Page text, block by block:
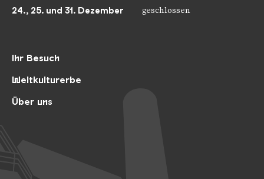
Ihr Besuch
Weltkulturerbe
Über uns
24., 25. und 31. Dezember geschlossen